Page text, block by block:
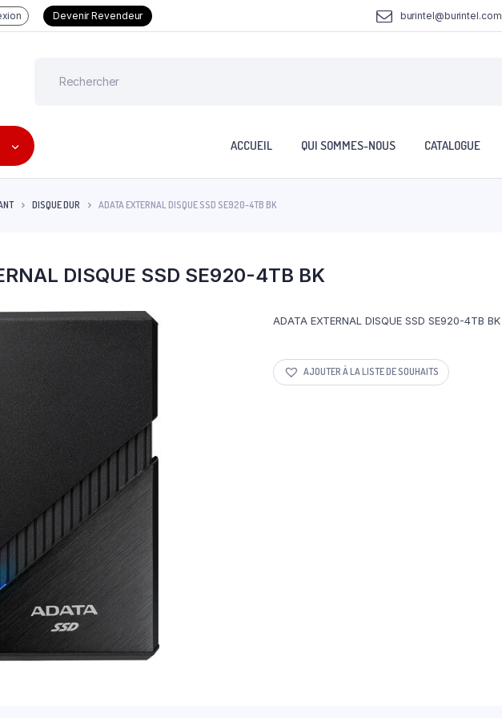
Devenir Revendeur burintel@burintel.com
ACCUEIL QUI SOMMES-NOUS CATALOGUE
DISQUE DUR ADATA EXTERNAL DISQUE SSD SE920-4TB BK
DISQUE SSD SE920-4TB BK
ADATA EXTERNAL DISQUE SSD SE920-4TB BK
AJOUTER À LA LISTE DE SOUHAITS